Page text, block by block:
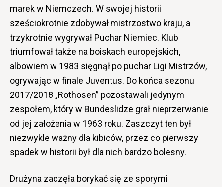
marek w Niemczech. W swojej historii
sześciokrotnie zdobywał mistrzostwo kraju, a
trzykrotnie wygrywał Puchar Niemiec. Klub
triumfował także na boiskach europejskich,
albowiem w 1983 sięgnął po puchar Ligi Mistrzów,
ogrywając w finale Juventus. Do końca sezonu
2017/2018 „Rothosen” pozostawali jedynym
zespołem, który w Bundeslidze grał nieprzerwanie
od jej założenia w 1963 roku. Zaszczyt ten był
niezwykle ważny dla kibiców, przez co pierwszy
spadek w historii był dla nich bardzo bolesny.
Drużyna zaczęła borykać się ze sporymi